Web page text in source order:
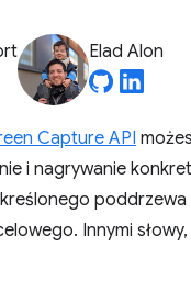
Elad Alon
Capture API
i nagrywanie
Innymi